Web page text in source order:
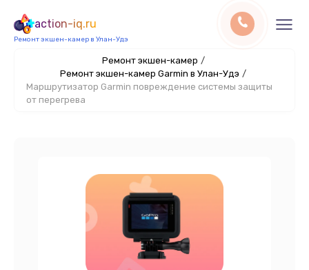
action-iq.ru
Ремонт экшен-камер в Улан-Удэ
Ремонт экшен-камер /
Ремонт экшен-камер Garmin в Улан-Удэ /
Маршрутизатор Garmin повреждение системы защиты
от перегрева